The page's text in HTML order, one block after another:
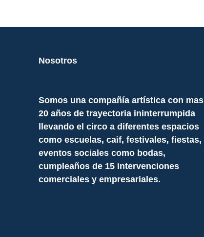
Nosotros
Somos una compañía artística con
20 años de trayectoria ininterrumpida
llevando el circo a diferentes espacios
como escuelas, caif, festivales, fiestas,
eventos sociales como bodas,
cumpleaños de 15 intervenciones
comerciales y empresariales.